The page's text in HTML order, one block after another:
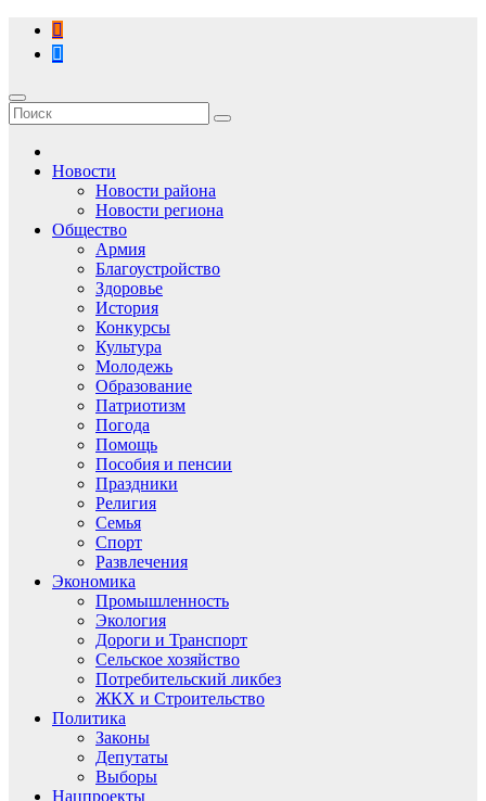
Перейти
содержимому
Новости
Новости района
Новости региона
Общество
Армия
Благоустройство
Здоровье
История
Конкурсы
Культура
Молодежь
Образование
Патриотизм
Погода
Помощь
Пособия и пенсии
Праздники
Религия
Семья
Спорт
Развлечения
Экономика
Промышленность
Экология
Дороги и Транспорт
Сельское хозяйство
Потребительский ликбез
ЖКХ и Строительство
Политика
Законы
Депутаты
Выборы
Нацпроекты